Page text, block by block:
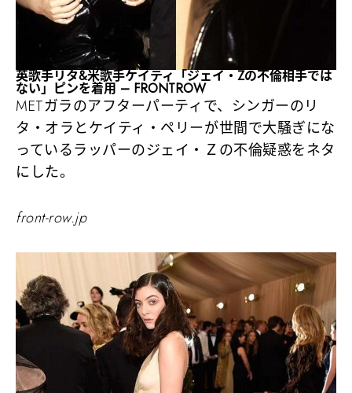
英歌手リタ&米歌手ケイティ「ジェイ・Zの不倫相手では
ない」ピンを着用 – FRONTROW
METガラのアフターパーティで、シンガーのリ
タ・オラとケイティ・ペリーが世間で大騒ぎにな
っているラッパーのジェイ・Ｚの不倫疑惑をネタ
にした。
front-row.jp